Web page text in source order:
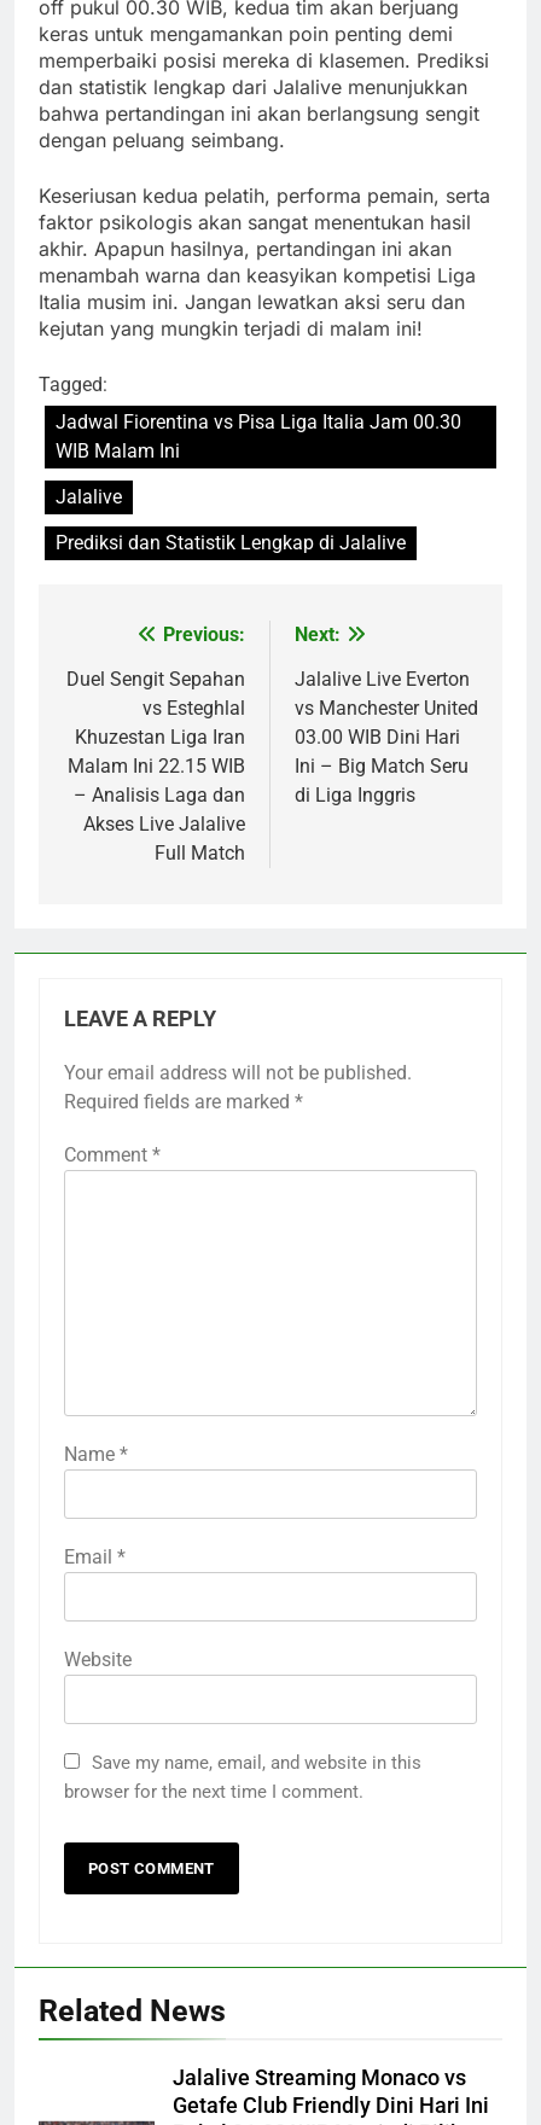
off pukul 00.30 WIB, kedua tim akan berjuang
keras untuk mengamankan poin penting demi
memperbaiki posisi mereka di klasemen. Prediksi
dan statistik lengkap dari Jalalive menunjukkan
bahwa pertandingan ini akan berlangsung sengit
dengan peluang seimbang.
Keseriusan kedua pelatih, performa pemain, serta
faktor psikologis akan sangat menentukan hasil
akhir. Apapun hasilnya, pertandingan ini akan
menambah warna dan keasyikan kompetisi Liga
Italia musim ini. Jangan lewatkan aksi seru dan
kejutan yang mungkin terjadi di malam ini!
Tagged:
Jadwal Fiorentina vs Pisa Liga Italia Jam 00.30
WIB Malam Ini
Jalalive
Prediksi dan Statistik Lengkap di Jalalive
navigation
Previous:
Duel Sengit Sepahan
vs Esteghlal
Khuzestan Liga Iran
Malam Ini 22.15 WIB
– Analisis Laga dan
Akses Live Jalalive
Full Match
Next:
Jalalive Live Everton
vs Manchester United
03.00 WIB Dini Hari
Ini – Big Match Seru
di Liga Inggris
LEAVE A REPLY
Your email address will not be published.
Required fields are marked *
Comment *
Name *
Email *
Website
Save my name, email, and website in this
browser for the next time I comment.
Related News
Jalalive Streaming Monaco vs
Getafe Club Friendly Dini Hari Ini